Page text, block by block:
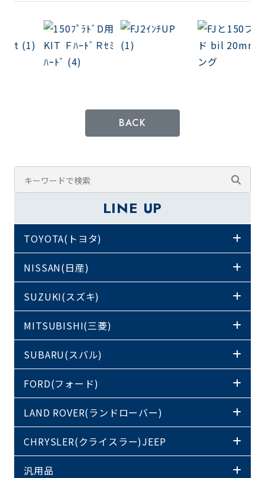
BACK
LINE UP
TOYOTA(トヨタ)
NISSAN(日産)
SUZUKI(スズキ)
MITSUBISHI(三菱)
SUBARU(スバル)
FORD(フォード)
LAND ROVER(ランドローバー)
CHRYSLER(クライスラー)JEEP
汎用品